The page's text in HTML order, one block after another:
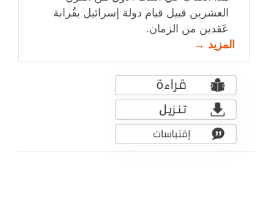
العشرين قبيل قيام دولة إسرائيل بقُرابة
عَقدين من الزمان.
المزيد →